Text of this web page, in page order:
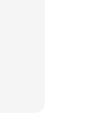
lain yang